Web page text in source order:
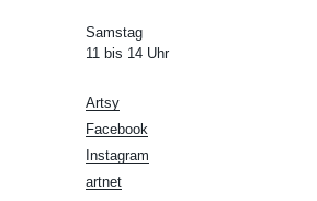
Samstag
11 bis 14 Uhr
Artsy
Facebook
Instagram
artnet